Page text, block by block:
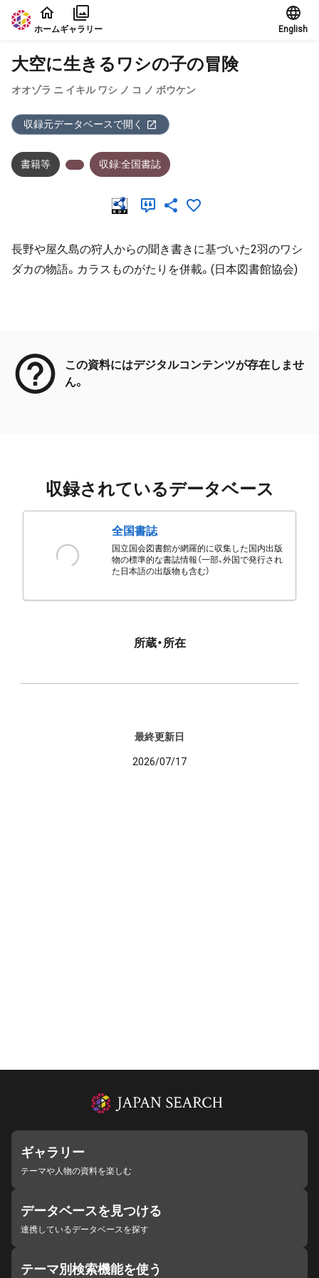
本文に飛ぶ
ホームギャラリー English
大空に生きるワシの子の冒険
オオゾラ ニ イキル ワシ ノ コ ノ ボウケン
収録元データベースで開く
書籍等 収録:全国書誌
長野や屋久島の狩人からの聞き書きに基づいた2羽のワシ
ダカの物語。カラスものがたりを併載。(日本図書館協会)
この資料にはデジタルコンテンツが存在しませ
ん。
収録されているデータベース
全国書誌
国立国会図書館が網羅的に収集した国内出版
物の標準的な書誌情報（一部、外国で発行され
た日本語の出版物も含む）
所蔵・所在
最終更新日
2026/07/17
ギャラリー
テーマや人物の資料を楽しむ
データベースを見つける
連携しているデータベースを探す
テーマ別検索機能を使う